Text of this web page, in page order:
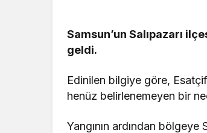
Samsun’un Salıpazarı
geldi.
Edinilen bilgiye göre,
henüz belirlenemeyen bir
Yangının ardından